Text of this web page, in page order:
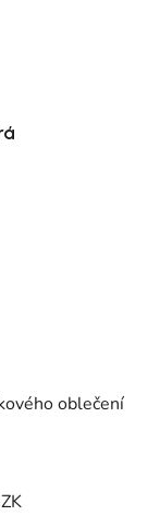
oblečení